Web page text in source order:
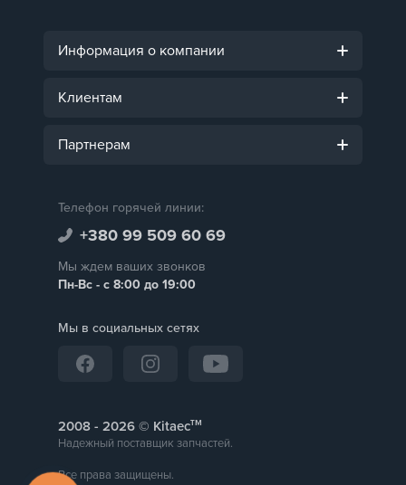
Информация о компании
Клиентам
Партнерам
Телефон горячей линии:
+380 99 509 60 69
Мы ждем ваших звонков
Пн-Вс - с 8:00 до 19:00
Мы в социальных сетях
2008 - © Kitaecтм
Надежный поставщик запчастей.
Все права защищены.